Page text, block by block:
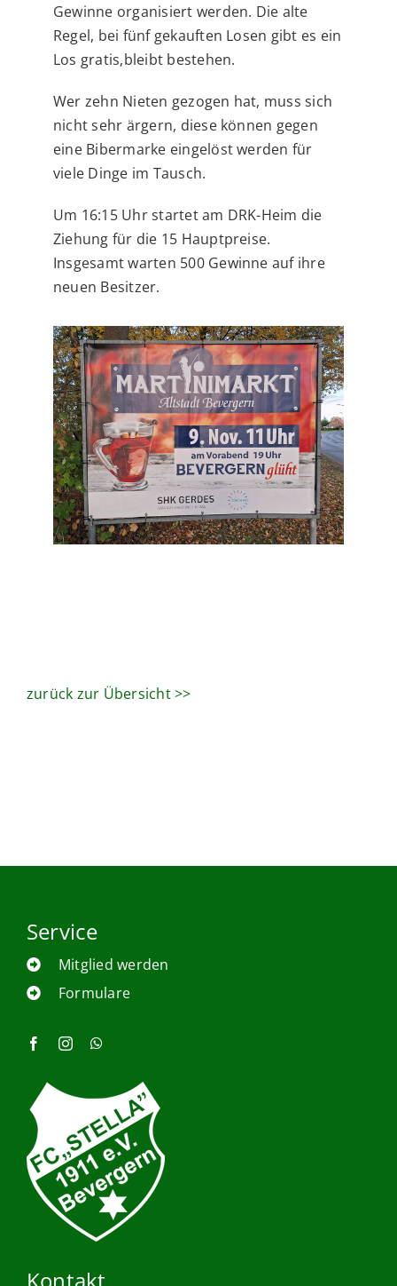
Gewinne organisiert werden. Die alte
Regel, bei fünf gekauften Losen gibt es ein
Los gratis,bleibt bestehen.
Wer zehn Nieten gezogen hat, muss sich
nicht sehr ärgern, diese können gegen
eine Bibermarke eingelöst werden für
viele Dinge im Tausch.
Um 16:15 Uhr startet am DRK-Heim die
Ziehung für die 15 Hauptpreise.
Insgesamt warten 500 Gewinne auf ihre
neuen Besitzer.
zurück zur Übersicht >>
Service
Mitglied werden
Formulare
Kontakt